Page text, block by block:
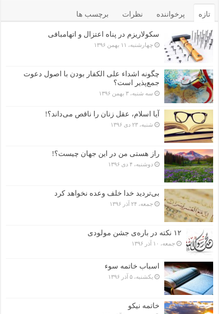
تازه پرخواننده نظرات برچسب ها
سکولاریزم در پناه اعتزال و اتهام‎بافی
چهارشنبه، ۱۱ بهمن ۱۳۹۶
چگونه اشداء علی الکفار بودن با اصول دعوت
جمع‌پذیر است؟
سه شنبه، ۳ بهمن ۱۳۹۶
آیا اسلام، عقل زنان را ناقص می‌داند؟!
شنبه، ۲۳ دی ۱۳۹۶
راز هستی من در این جهان چیست؟!
دوشنبه، ۴ دی ۱۳۹۶
بی‌تردید خدا خلف وعده نخواهد کرد
جمعه، ۲۴ آذر ۱۳۹۶
۱۲ نکته در باره‌ی جشن مولودی
جمعه، ۱۰ آذر ۱۳۹۶
اسباب خاتمه سوء
یکشنبه، ۵ آذر ۱۳۹۶
خاتمه نیکو